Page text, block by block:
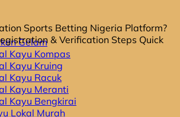
Gelam
Kayu Kompas
Kayu Kruing
Kayu Racuk
Kayu Meranti
Kayu Bengkirai
Lokal Murah
Sports Betting Nigeria Platform?
& Verification Steps Quick